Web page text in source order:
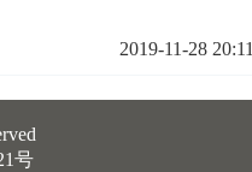
2019-11-28 20:11
号